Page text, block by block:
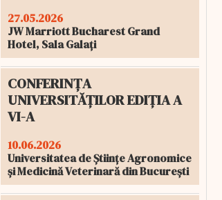
27.05.2026
JW Marriott Bucharest Grand
Hotel, Sala Galați
CONFERINȚA
UNIVERSITĂȚILOR EDIȚIA A
VI-A
10.06.2026
Universitatea de Științe Agronomice
și Medicină Veterinară din București